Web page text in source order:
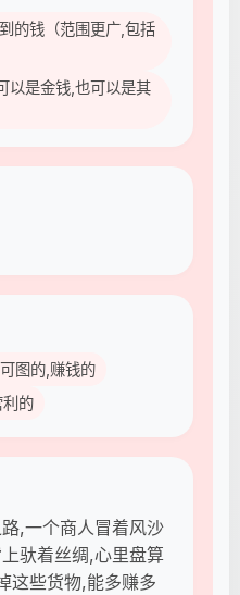
的钱（范围更广,包括
以是金钱,也可以是其
图的,赚钱的
的
,一个商人冒着风沙
驮着丝绸,心里盘算
这些货物,能多赚多